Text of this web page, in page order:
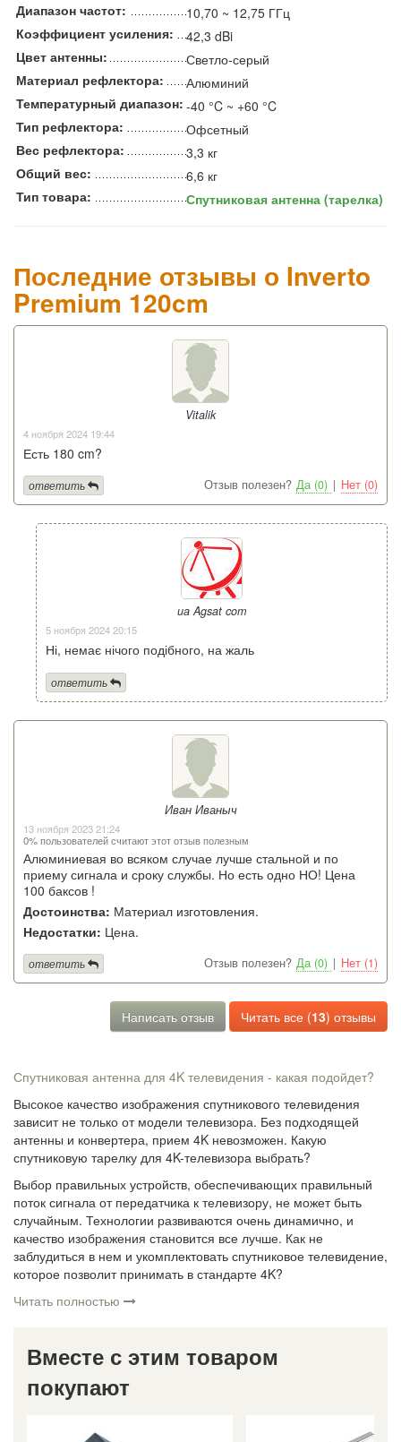
Диапазон частот:
10,70 ~ 12,75 ГГц
Коэффициент усиления:
42,3 dBi
Цвет антенны:
Светло-серый
Материал рефлектора:
Алюминий
Температурный диапазон: -40 °C ~ +60 °C
Тип рефлектора:
Офсетный
Вес рефлектора:
3,3 кг
Общий вес:
6,6 кг
Тип товара:
Спутниковая антенна (тарелка)
Последние отзывы о Inverto
Premium 120cm
Vitalik
4 ноября 2024 19:44
Есть 180 cm?
Отзыв полезен? Да (0) | Нет (0)
ответить
ua Agsat com
5 ноября 2024 20:15
Ні, немає нічого подібного, на жаль
ответить
Иван Иваныч
13 ноября 2023 21:24
0% пользователей считают этот отзыв полезным
Алюминиевая во всяком случае лучше стальной и по
приему сигнала и сроку службы. Но есть одно НО! Цена
100 баксов !
Достоинства: Материал изготовления.
Недостатки: Цена.
Отзыв полезен? Да (0) | Нет (1)
ответить
Написать отзыв Читать все (13) отзывы
Спутниковая антенна для 4K телевидения - какая подойдет?
Высокое качество изображения спутникового телевидения
зависит не только от модели телевизора. Без подходящей
антенны и конвертера, прием 4K невозможен. Какую
спутниковую тарелку для 4K-телевизора выбрать?
Выбор правильных устройств, обеспечивающих правильный
поток сигнала от передатчика к телевизору, не может быть
случайным. Технологии развиваются очень динамично, и
качество изображения становится все лучше. Как не
заблудиться в нем и укомплектовать спутниковое телевидение,
которое позволит принимать в стандарте 4K?
Читать полностью
Вместе с этим товаром
покупают